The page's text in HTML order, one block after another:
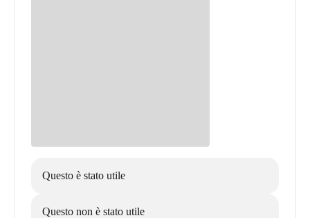
Questo è stato utile
Questo non è stato utile